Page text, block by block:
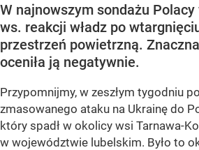
W najnowszym sondażu
ws. reakcji władz po
przestrzeń powietrzną.
oceniła ją negatywnie.
Przypomnijmy, w zeszłym tygodniu
zmasowanego ataku na Ukrainę do
który spadł w okolicy wsi Tarnawa-
w województwie lubelskim. Było to